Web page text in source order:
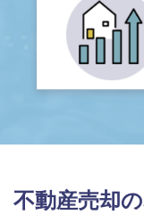
不動産売却